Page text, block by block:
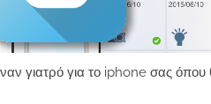
γιατρό για το iphone σας όπου